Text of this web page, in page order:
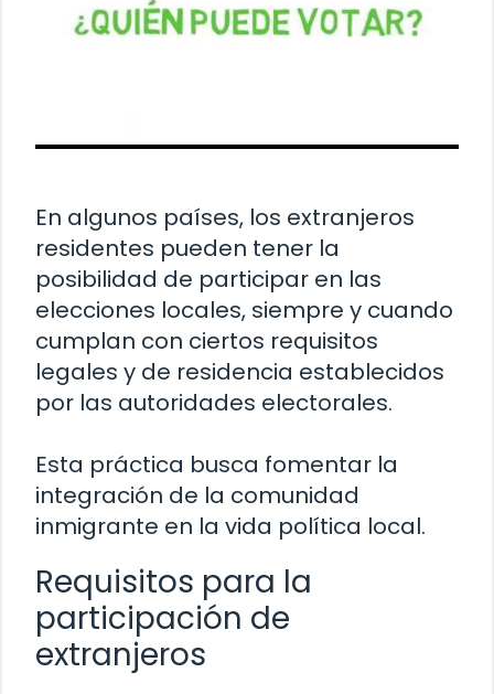
En algunos países, los extranjeros
residentes pueden tener la
posibilidad de participar en las
elecciones locales, siempre y cuando
cumplan con ciertos requisitos
legales y de residencia establecidos
por las autoridades electorales.
Esta práctica busca fomentar la
integración de la comunidad
inmigrante en la vida política local.
Requisitos para la
participación de
extranjeros